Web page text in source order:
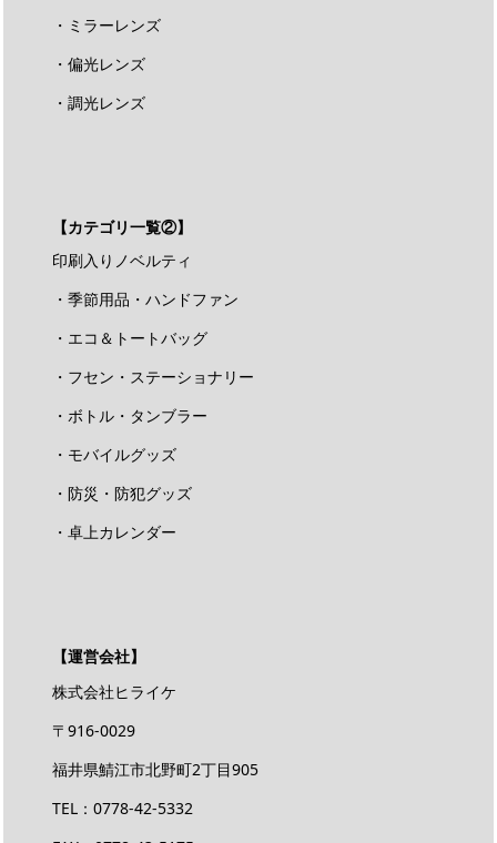
・ミラーレンズ
・偏光レンズ
・調光レンズ
【カテゴリ一覧②】
印刷入りノベルティ
・季節用品・ハンドファン
・エコ＆トートバッグ
・フセン・ステーショナリー
・ボトル・タンブラー
・モバイルグッズ
・防災・防犯グッズ
・卓上カレンダー
【運営会社】
株式会社ヒライケ
〒916-0029
福井県鯖江市北野町2丁目905
TEL：0778-42-5332